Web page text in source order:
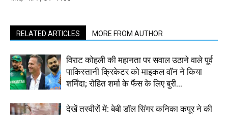
RELATED ARTICLES MORE FROM AUTHOR
विराट कोहली की महानता पर सवाल उठाने वाले पूर्व
पाकिस्तानी क्रिकेटर को माइकल वॉन ने किया
शर्मिंदा; रोहित शर्मा के फैंस के लिए बुरी...
देखें तस्वीरों में: बेबी डॉल सिंगर कनिका कपूर ने की